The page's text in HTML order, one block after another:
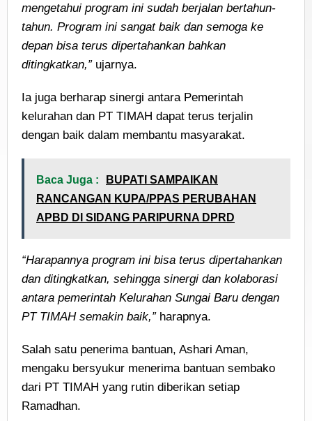
mengetahui program ini sudah berjalan bertahun-
tahun. Program ini sangat baik dan semoga ke
depan bisa terus dipertahankan bahkan
ditingkatkan,”ujarnya.
Ia juga berharap sinergi antara Pemerintah
kelurahan dan PT TIMAH dapat terus terjalin
dengan baik dalam membantu masyarakat.
Baca Juga :
BUPATI SAMPAIKAN
RANCANGAN KUPA/PPAS PERUBAHAN
APBD DI SIDANG PARIPURNA DPRD
“Harapannya program ini bisa terus dipertahankan
dan ditingkatkan, sehingga sinergi dan kolaborasi
antara pemerintah Kelurahan Sungai Baru dengan
PT TIMAH semakin baik,”harapnya.
Salah satu penerima bantuan, Ashari Aman,
mengaku bersyukur menerima bantuan sembako
dari PT TIMAH yang rutin diberikan setiap
Ramadhan.